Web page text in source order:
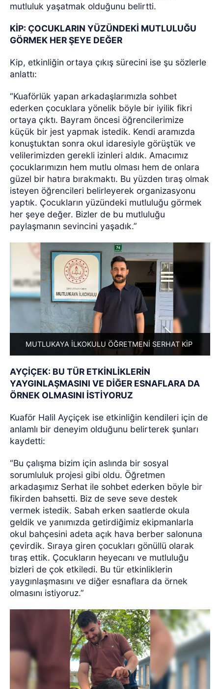
mutluluk yaşatmak olduğunu belirtti.
KİP: ÇOCUKLARIN YÜZÜNDEKİ MUTLULUĞU
GÖRMEK HER ŞEYE DEĞER
Kip, etkinliğin ortaya çıkış sürecini ise şu sözlerle
anlattı:
“Kuaförlük yapan arkadaşlarımızla sohbet
ederken çocuklara yönelik böyle bir iyilik fikri
ortaya çıktı. Bayram öncesi öğrencilerimize
küçük bir jest yapmak istedik. Kendi aramızda
konuştuktan sonra okul idaresiyle görüştük ve
velilerimizden gerekli izinleri aldık. Amacımız
çocuklarımızın hem mutlu olması hem de onlara
güzel bir hatıra bırakmaktı. Bu yüzden tıraş olmak
isteyen öğrencileri belirleyerek organizasyonu
yaptık. Çocukların yüzündeki mutluluğu görmek
her şeye değer. Bizler de bu mutluluğu
paylaşmanın sevincini yaşadık.”
MUTLUKAYA İLKOKULU ÖĞRETMENİ SERHAT KİP
AYÇİÇEK: BU TÜR ETKİNLİKLERİN
YAYGINLAŞMASINI VE DİĞER ESNAFLARA DA
ÖRNEK OLMASINI İSTİYORUZ
Kuaför Halil Ayçiçek ise etkinliğin kendileri için de
anlamlı bir deneyim olduğunu belirterek şunları
kaydetti:
“Bu çalışma bizim için aslında bir sosyal
sorumluluk projesi gibi oldu. Öğretmen
arkadaşımız Serhat ile sohbet ederken böyle bir
fikirden bahsetti. Biz de seve seve destek
vermek istedik. Sabah erken saatlerde okula
geldik ve yanımızda getirdiğimiz ekipmanlarla
okul bahçesini adeta açık hava berber salonuna
çevirdik. Sıraya giren çocukları gönüllü olarak
tıraş ettik. Çocukların heyecanı ve mutluluğu
bizleri de çok etkiledi. Bu tür etkinliklerin
yaygınlaşmasını ve diğer esnaflara da örnek
olmasını istiyoruz.”